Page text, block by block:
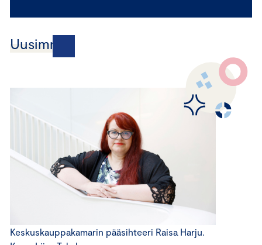
Uusimmat
Keskuskauppakamarin pääsihteeri Raisa Harju.